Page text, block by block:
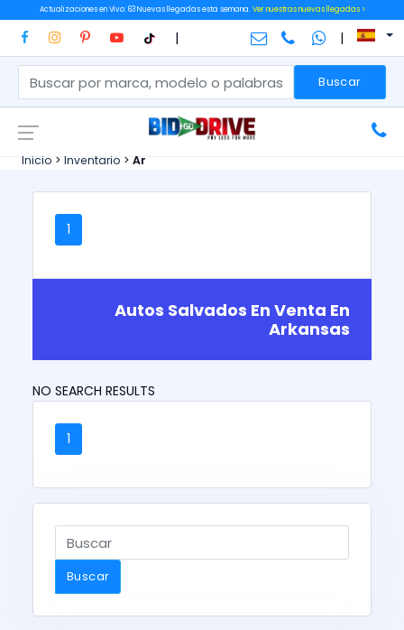
Actualizaciones en Vivo: 63 Nuevas llegadas esta semana.Ver nuestras nuevas llegadas >
| |
Buscar
Inicio > Inventario > Ar
1
Autos Salvados En Venta En
Arkansas
NO SEARCH RESULTS
1
Buscar